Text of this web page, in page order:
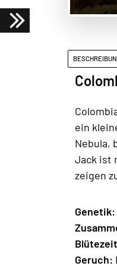
ein
Nebula,
Jack ist
zeigen
Genetik:
Geruch: